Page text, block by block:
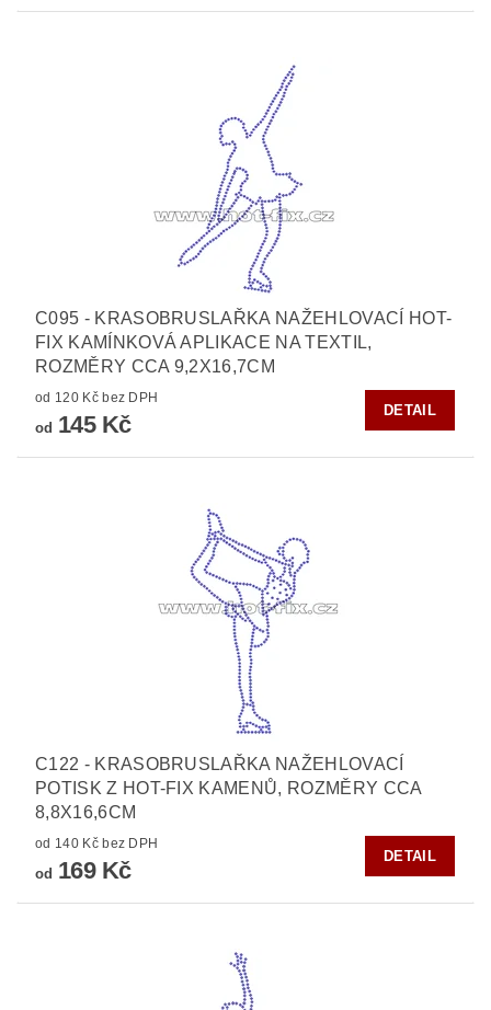
C095 - KRASOBRUSLAŘKA NAŽEHLOVACÍ HOT-
FIX KAMÍNKOVÁ APLIKACE NA TEXTIL,
ROZMĚRY CCA 9,2X16,7CM
od 120 Kč bez DPH
od 145 Kč
DETAIL
C122 - KRASOBRUSLAŘKA NAŽEHLOVACÍ
POTISK Z HOT-FIX KAMENŮ, ROZMĚRY CCA
8,8X16,6CM
od 140 Kč bez DPH
od 169 Kč
DETAIL